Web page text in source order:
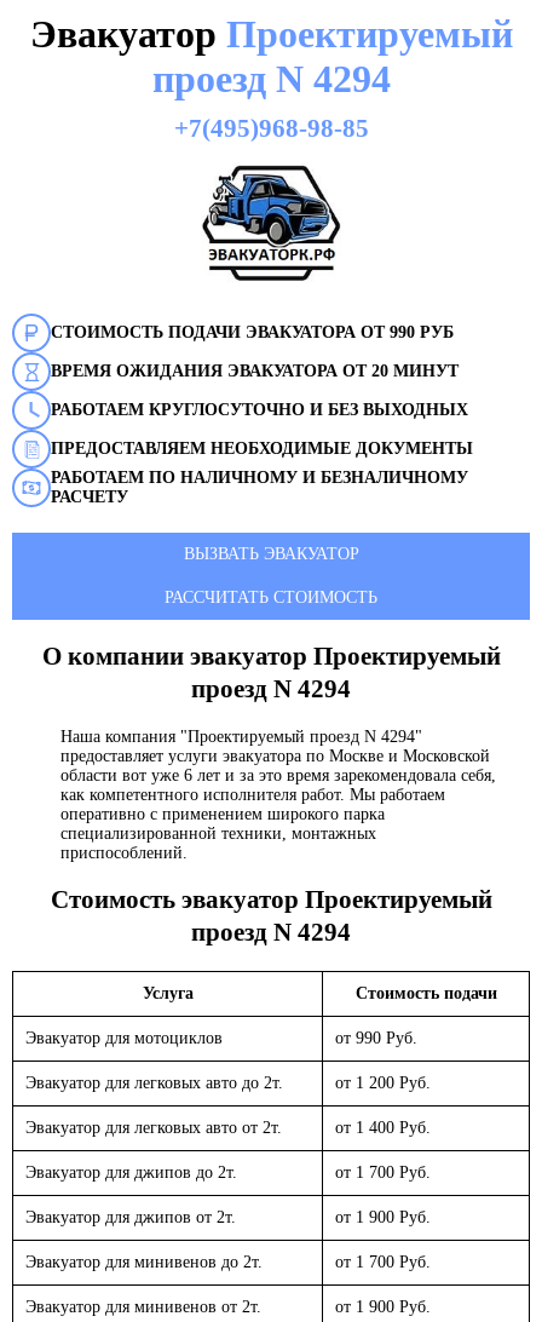
Эвакуатор Проектируемый
проезд N 4294
+7(495)968-98-85
СТОИМОСТЬ ПОДАЧИ ЭВАКУАТОРА ОТ 990 РУБ
ВРЕМЯ ОЖИДАНИЯ ЭВАКУАТОРА ОТ 20 МИНУТ
РАБОТАЕМ КРУГЛОСУТОЧНО И БЕЗ ВЫХОДНЫХ
ПРЕДОСТАВЛЯЕМ НЕОБХОДИМЫЕ ДОКУМЕНТЫ
РАБОТАЕМ ПО НАЛИЧНОМУ И БЕЗНАЛИЧНОМУ
РАСЧЕТУ
ВЫЗВАТЬ ЭВАКУАТОР
РАССЧИТАТЬ СТОИМОСТЬ
О компании эвакуатор Проектируемый
проезд N 4294
Наша компания "Проектируемый проезд N 4294"
предоставляет услуги эвакуатора по Москве и Московской
области вот уже 6 лет и за это время зарекомендовала себя,
как компетентного исполнителя работ. Мы работаем
оперативно с применением широкого парка
специализированной техники, монтажных
приспособлений.
Стоимость эвакуатор Проектируемый
проезд N 4294
Услуга Стоимость подачи
Эвакуатор для мотоциклов от 990 Руб.
Эвакуатор для легковых авто до 2т. от 1 200 Руб.
Эвакуатор для легковых авто от 2т. от 1 400 Руб.
Эвакуатор для джипов до 2т. от 1 700 Руб.
Эвакуатор для джипов от 2т. от 1 900 Руб.
Эвакуатор для минивенов до 2т. от 1 700 Руб.
Эвакуатор для минивенов от 2т. от 1 900 Руб.